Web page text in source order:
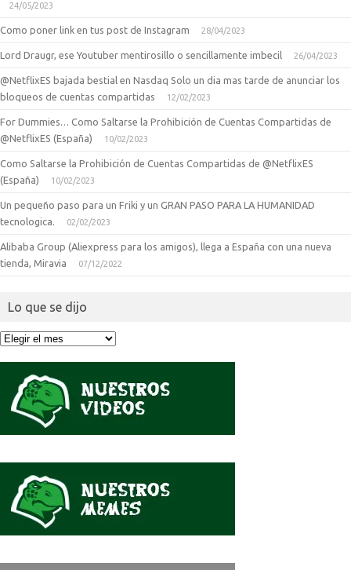
24/05/2023
Como poner link en tus post de Instagram 28/04/2023
Lord Draugr, ese Youtuber mentirosillo o sencillamente imbecil 26/04/2023
@NetflixES bajada bestial en Nasdaq Solo un dia mas tarde de anunciar los
bloqueos de cuentas compartidas
12/02/2023
For Dummies… Como Saltarse la Prohibición de Cuentas Compartidas de
@NetflixES (España)
10/02/2023
Como Saltarse la Prohibición de Cuentas Compartidas de @NetflixES
(España)
10/02/2023
Un pequeño paso para un Friki y un GRAN PASO PARA LA HUMANIDAD
tecnologica.
02/02/2023
Alibaba Group (Aliexpress para los amigos), llega a España con una nueva
tienda, Miravia
07/12/2022
Lo que se dijo
Lo